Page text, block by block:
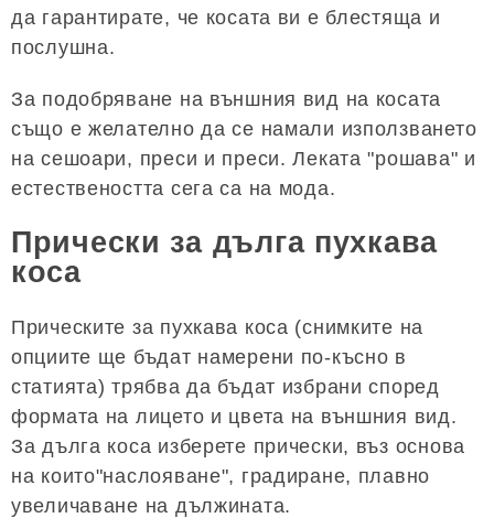
да гарантирате, че косата ви е блестяща и
послушна.
За подобряване на външния вид на косата
също е желателно да се намали използването
на сешоари, преси и преси. Леката "рошава" и
естествеността сега са на мода.
Прически за дълга пухкава
коса
Прическите за пухкава коса (снимките на
опциите ще бъдат намерени по-късно в
статията) трябва да бъдат избрани според
формата на лицето и цвета на външния вид.
За дълга коса изберете прически, въз основа
на които"наслояване", градиране, плавно
увеличаване на дължината.